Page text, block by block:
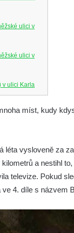
ulici v
ulici v
v ulici Karla
náměstí vmíst, kudy
léta vysloveně za
a nestihl
televize. Pokud
4. díle s názvem